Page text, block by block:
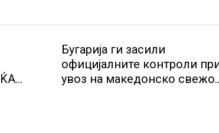
Бугарија ги засили
официјалните контроли
увоз на македонско свежо